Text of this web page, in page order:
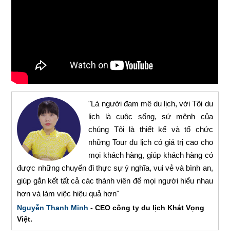
"Là người đam mê du lịch, với Tôi du
lịch là cuộc sống, sứ mệnh của
chúng Tôi là thiết kế và tổ chức
những Tour du lịch có giá trị cao cho
mọi khách hàng, giúp khách hàng có
được những chuyến đi thực sự ý nghĩa, vui vẻ và bình an,
giúp gắn kết tất cả các thành viên để mọi người hiểu nhau
hơn và làm việc hiệu quả hơn"
Nguyễn Thanh Minh - CEO công ty du lịch Khát Vọng
Việt.